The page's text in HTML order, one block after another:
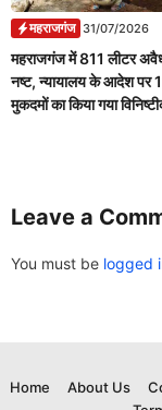
महराजगंज 31/07/2026
महराजगंज में 811 लीटर
नष्ट, न्यायालय के आदेश पर
मुकदमों का किया गया
Leave a
You must be logged
Home About Us